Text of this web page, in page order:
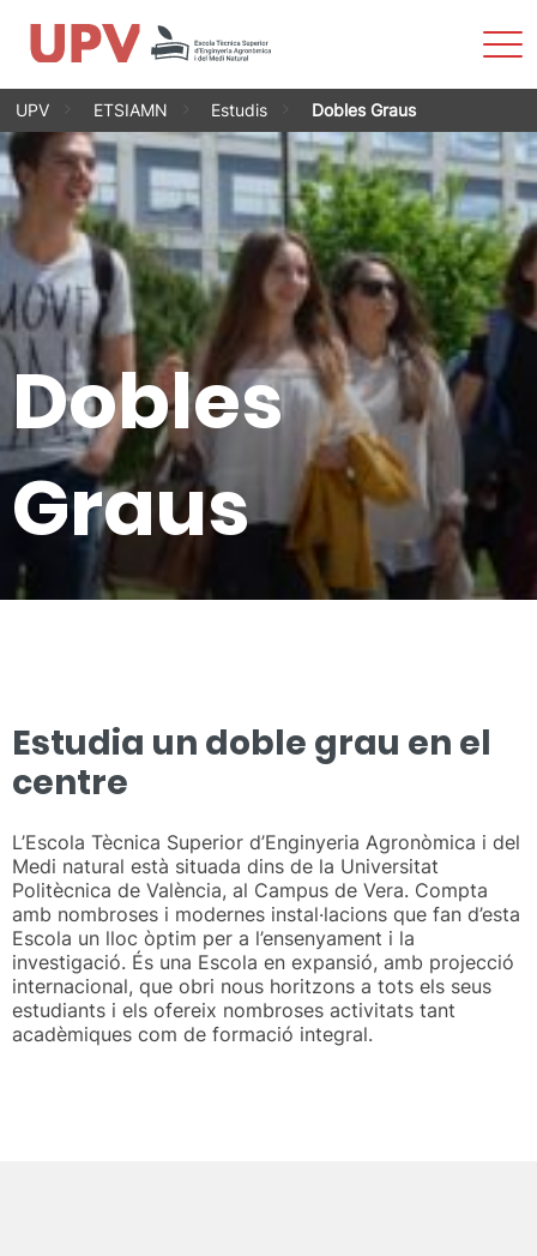
Vés
contingut
UPV ETSIAMN Estudis Dobles Graus
Dobles
Graus
Estudia un doble grau en el
centre
L’Escola Tècnica Superior d’Enginyeria Agronòmica i del
Medi natural està situada dins de la Universitat
Politècnica de València, al Campus de Vera. Compta
amb nombroses i modernes instal·lacions que fan d’esta
Escola un lloc òptim per a l’ensenyament i la
investigació. És una Escola en expansió, amb projecció
internacional, que obri nous horitzons a tots els seus
estudiants i els ofereix nombroses activitats tant
acadèmiques com de formació integral.